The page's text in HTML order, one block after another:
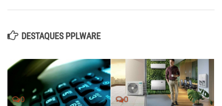
DESTAQUES PPLWARE
0 0